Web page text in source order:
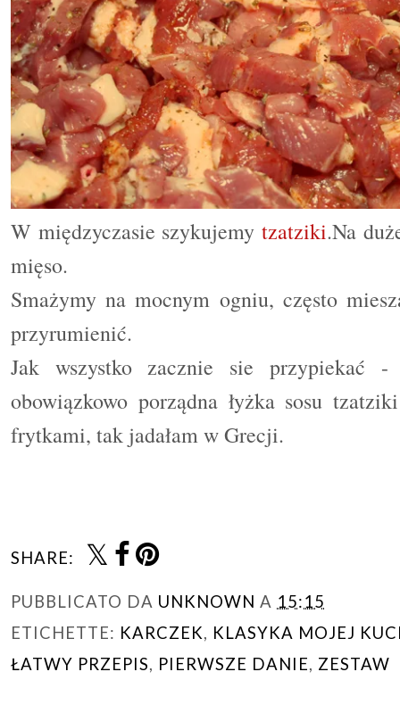
W międzyczasie szykujemy tzatziki.Na
mięso.
Smażymy na mocnym ogniu, często
przyrumienić.
Jak wszystko zacznie sie przypiekać -
obowiązkowo porządna łyżka sosu
frytkami, tak jadałam w Grecji.
SHARE:
PUBBLICATO DA UNKNOWN A 15:15
ETICHETTE: KARCZEK, KLASYKA MOJEJ
ŁATWY PRZEPIS, PIERWSZE DANIE, ZESTAW